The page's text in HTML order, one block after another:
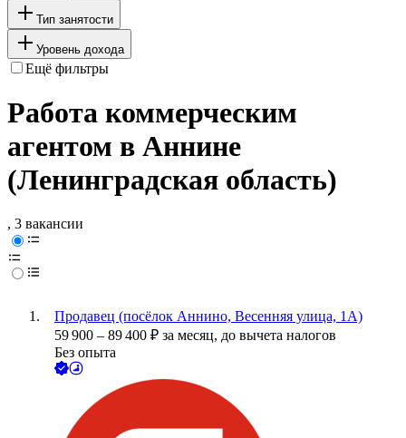
Тип занятости
Уровень дохода
Ещё фильтры
Работа коммерческим
агентом в Аннине
(Ленинградская область)
, 3 вакансии
Продавец (посёлок Аннино, Весенняя улица, 1А)
59 900 – 89 400 ₽ за месяц, до вычета налогов
Без опыта